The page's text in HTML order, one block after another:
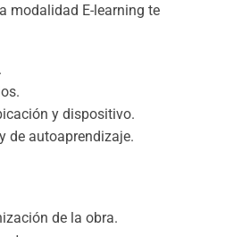
modalidad E-learning te
y dispositivo.
de autoaprendizaje.
de la obra.